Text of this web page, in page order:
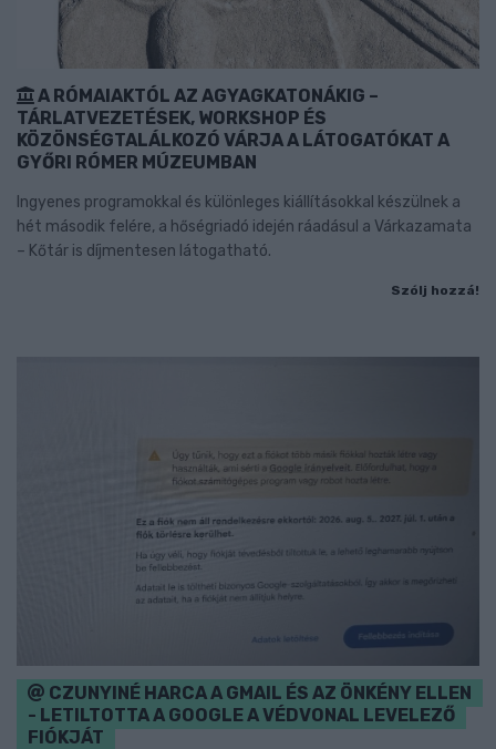
A RÓMAIAKTÓL AZ AGYAGKATONÁKIG –
TÁRLATVEZETÉSEK, WORKSHOP ÉS
KÖZÖNSÉGTALÁLKOZÓ VÁRJA A LÁTOGATÓKAT A
GYŐRI RÓMER MÚZEUMBAN
Ingyenes programokkal és különleges kiállításokkal készülnek a
hét második felére, a hőségriadó idején ráadásul a Várkazamata
– Kőtár is díjmentesen látogatható.
Szólj hozzá!
CZUNYINÉ HARCA A GMAIL ÉS AZ ÖNKÉNY ELLEN
- LETILTOTTA A GOOGLE A VÉDVONAL LEVELEZŐ
FIÓKJÁT